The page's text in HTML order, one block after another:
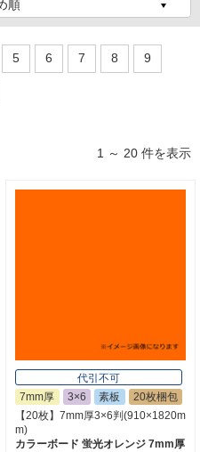
5 6 7 8 9
1 ～ 20 件を表示
代引不可
7mm厚
3×6 素板
20枚梱包
【20枚】7mm厚3×6判(910×1820m
m)
カラーボード 蛍光オレンジ 7mm厚